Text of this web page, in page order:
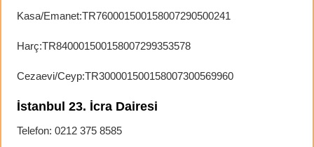
Kasa/Emanet:TR760001500158007290500241
Harç:TR840001500158007299353578
Cezaevi/Ceyp:TR300001500158007300569960
İstanbul 23. İcra Dairesi
Telefon: 0212 375 8585